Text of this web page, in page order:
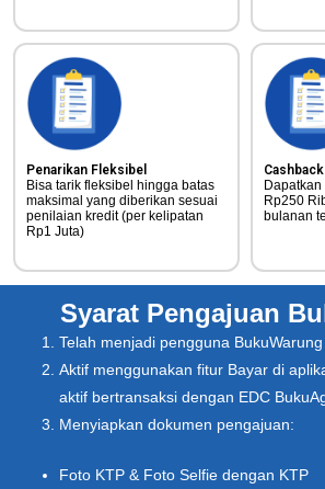
Penarikan Fleksibel
Bisa tarik fleksibel hingga batas
maksimal yang diberikan sesuai
penilaian kredit (per kelipatan
Rp1 Juta)
Rp250
bulanan
Syarat Pengajuan
Telah menjadi pengguna
Aktif menggunakan fitur Bayar di
aktif bertransaksi dengan EDC
Menyiapkan dokumen pengajuan:
Foto KTP & Foto Selfie dengan KTP